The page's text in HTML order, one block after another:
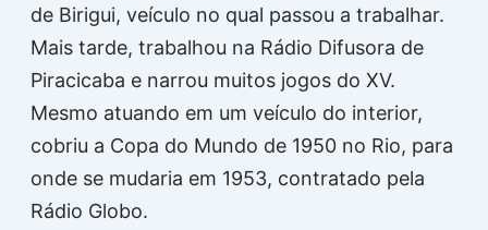
de Birigui, veículo no qual passou a trabalhar.
Mais tarde, trabalhou na Rádio Difusora de
Piracicaba e narrou muitos jogos do XV.
Mesmo atuando em um veículo do interior,
cobriu a Copa do Mundo de 1950 no Rio, para
onde se mudaria em 1953, contratado pela
Rádio Globo.